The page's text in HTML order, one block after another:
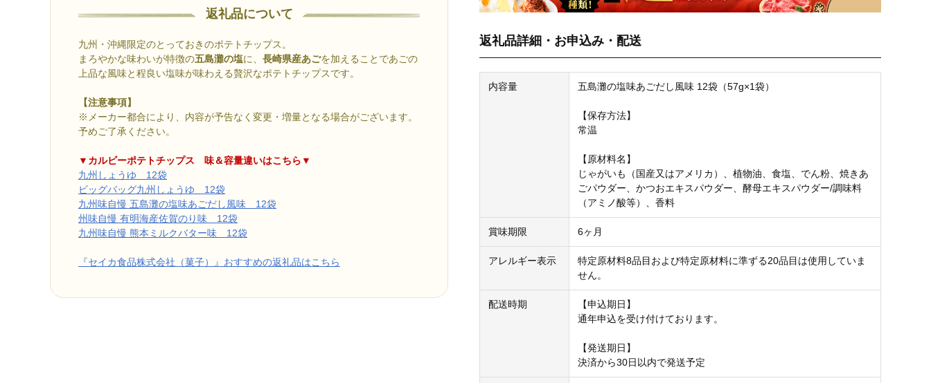
返礼品について
九州・沖縄限定のとっておきのポテトチップス。
まろやかな味わいが特徴の五島灘の塩に、 長崎県産あごを加えることであごの
上品な風味と程良い塩味が味わえる贅沢なポテトチップスです。
【注意事項】
※メーカー都合により、内容が予告なく変更・増量となる場合がございます。
予めご了承ください。
▼カルビーポテトチップス 味＆容量違いはこちら▼
九州しょうゆ 12袋
ビッグバッグ九州しょうゆ 12袋
九州味自慢 五島灘の塩味あごだし風味 12袋
州味自慢 有明海産佐賀のり味 12袋
九州味自慢 熊本ミルクバター味 12袋
『セイカ食品株式会社（菓子）』おすすめの返礼品はこちら
返礼品詳細・お申込み・配送
内容量 五島灘の塩味あごだし風味 12袋（57g×1袋）
【保存方法】
常温
【原材料名】
じゃがいも（国産又はアメリカ）、植物油、食塩、でん粉、焼きあ
ごパウダー、かつおエキスパウダー、酵母エキスパウダー/調味料
（アミノ酸等）、香料
賞味期限 6ヶ月
アレルギー表示
特定原材料8品目および特定原材料に準ずる20品目は使用していま
せん。
配送時期
【申込期日】
通年申込を受け付けております。
【発送期日】
決済から30日以内で発送予定